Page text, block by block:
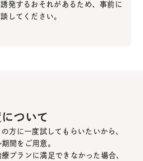
発するおそれがあるため、事前に
してください。
ついて
方に一度試してもらいたいから、
間をご用意。
プランに満足できなかった場合、